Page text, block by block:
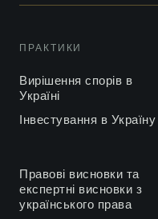
ПРАКТИКИ
Вирішення спорів в
Україні
Інвестування в Україну
Правові висновки та
експертні висновки з
українського права